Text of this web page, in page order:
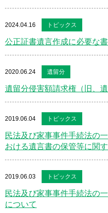
2024.04.16 トピックス
公正証書遺言作成に必要な
2020.06.24 遺留分
遺留分侵害額請求権（旧、
2019.06.04 トピックス
民法及び家事事件手続法の
おける遺言書の保管等に関
2019.06.03 トピックス
民法及び家事事件手続法の
について